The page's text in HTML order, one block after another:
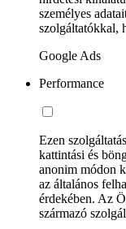
személyes
szolgáltatókkal,
Google Ads
Performance
Ezen
kattintási és
anonim módon
az általános
érdekében. Az
származó